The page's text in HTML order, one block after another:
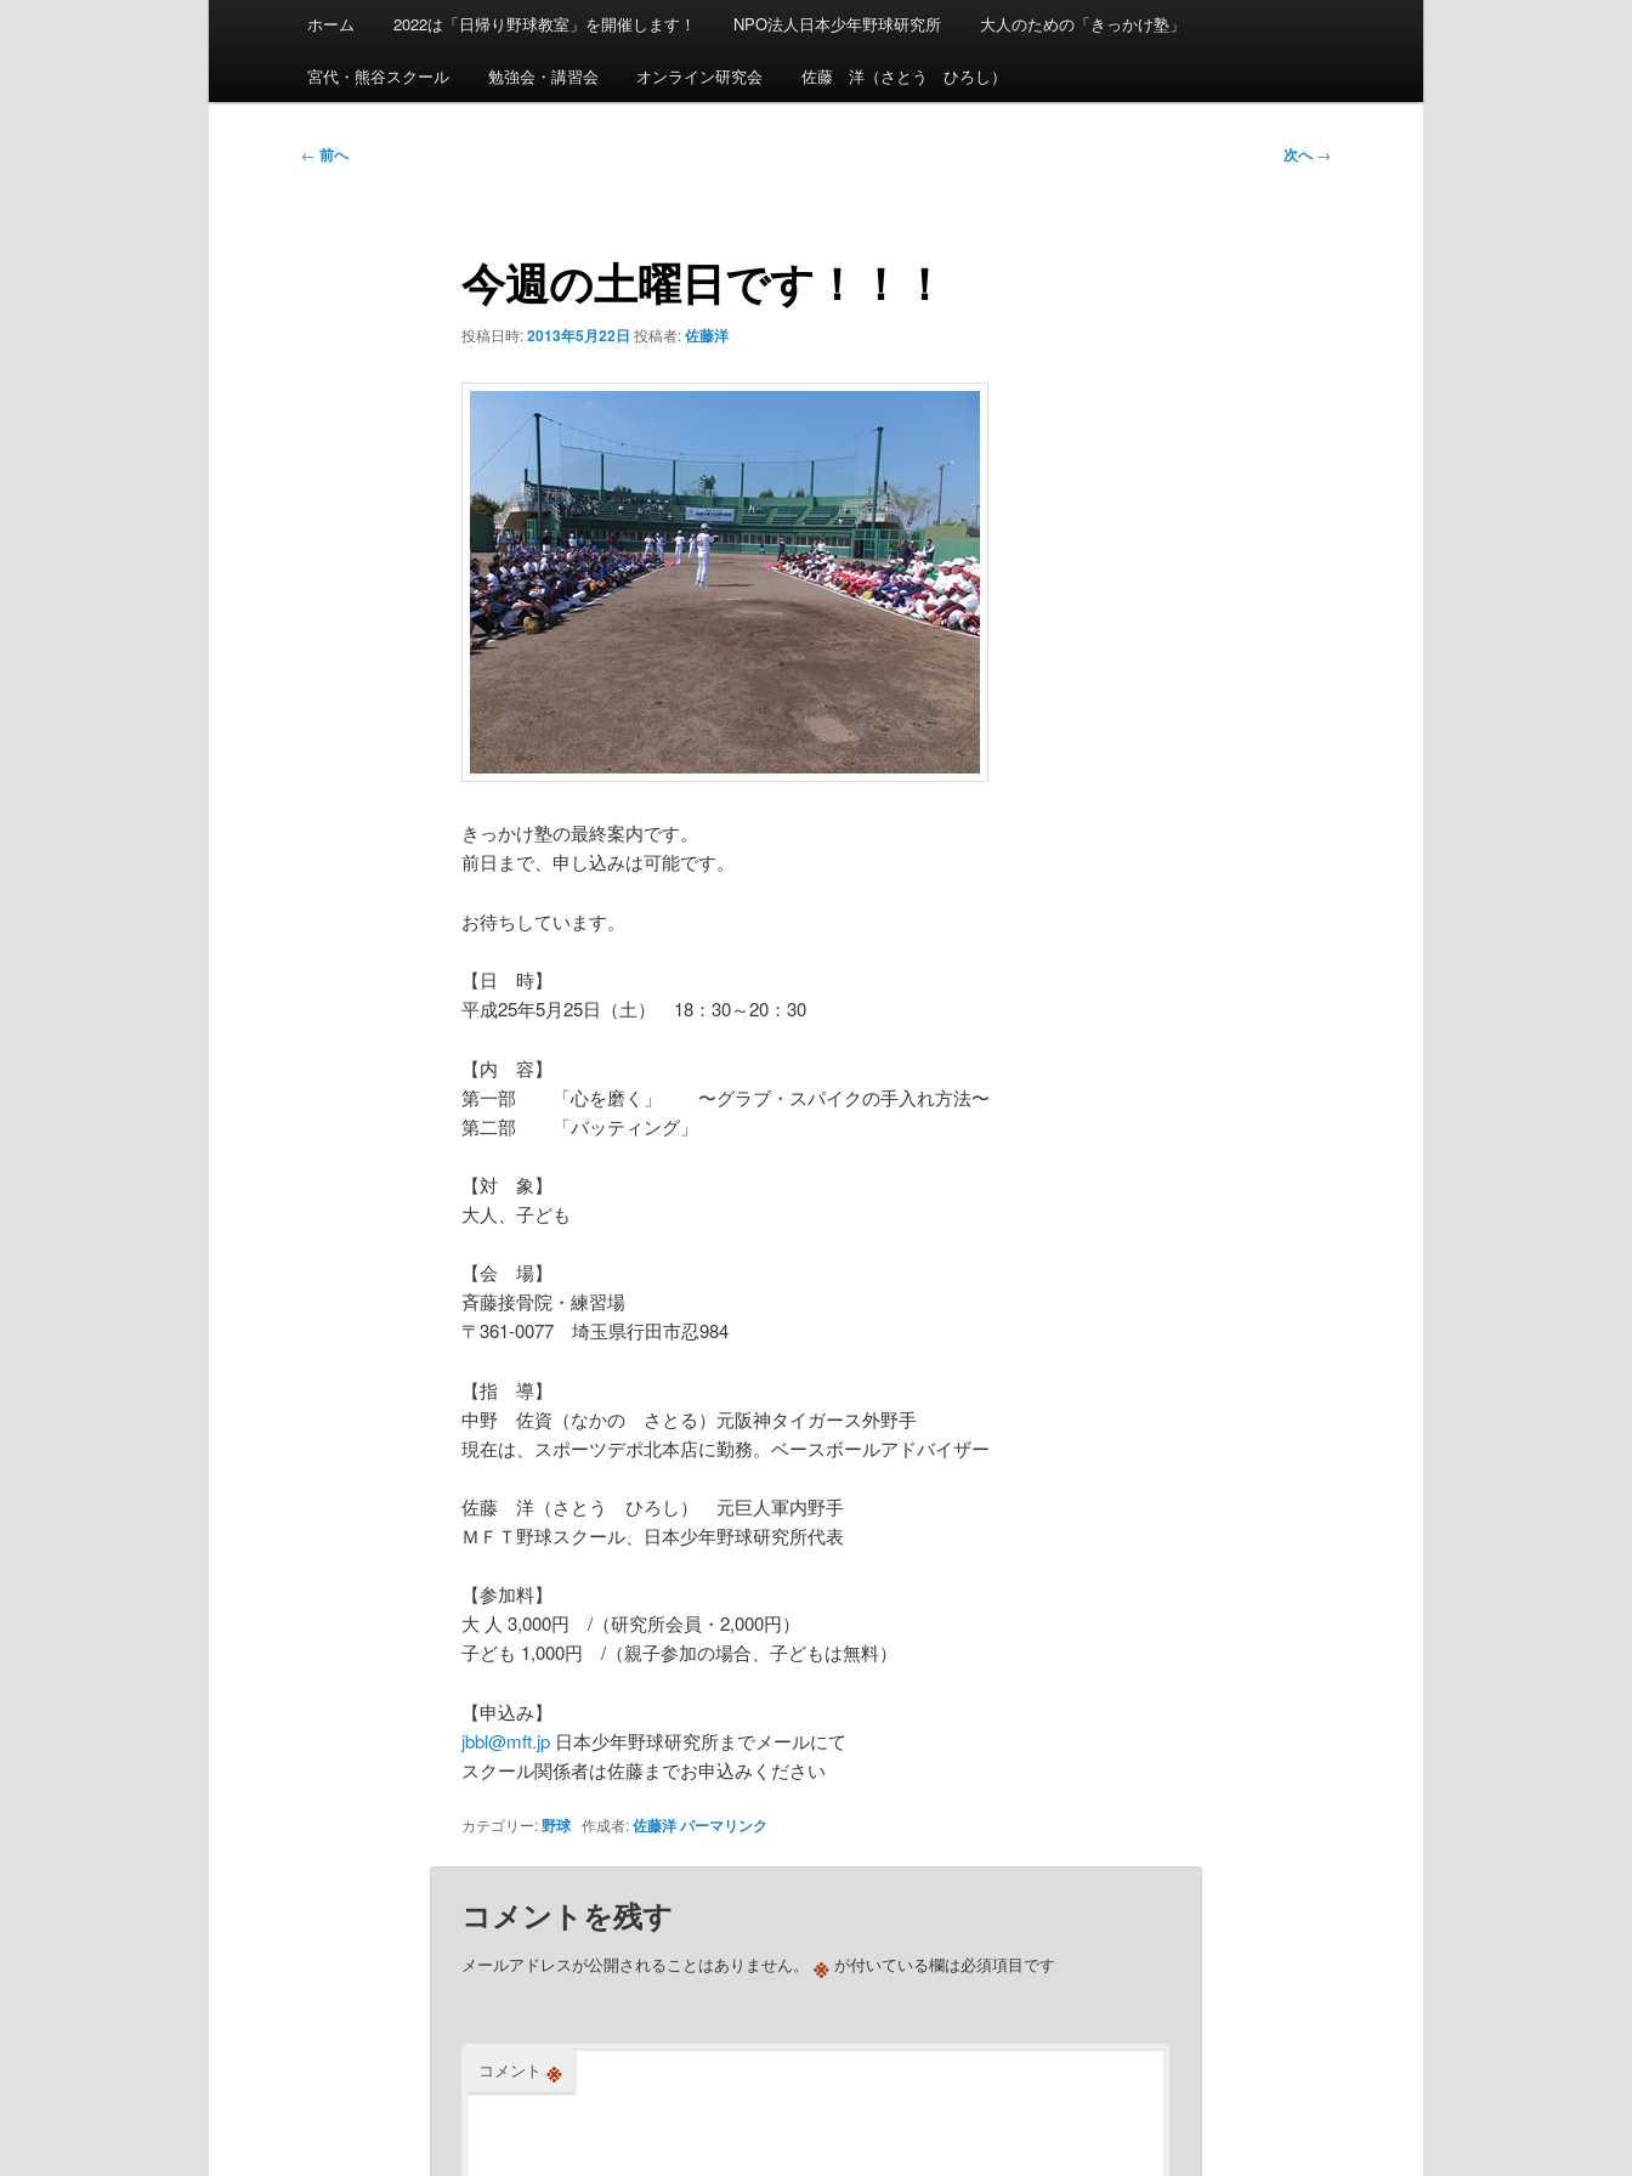
メ
ホーム 2022は「日帰り野球教室」を開催します！ NPO法人日本少年野球研究所 大人のための「きっかけ塾」
宮代・熊谷スクール 勉強会・講習会 オンライン研究会 佐藤 洋（さとう ひろし）
投
← 前へ 次へ→
今週の土曜日です！！！
投稿日時:2013年5月22日 投稿者:佐藤洋
きっかけ塾の最終案内です。
前日まで、申し込みは可能です。
お待ちしています。
【日 時】
平成25年5月25日（土） 18：30～20：30
【内 容】
第一部 「心を磨く」 〜グラブ・スパイクの手入れ方法〜
第二部 「バッティング」
【対 象】
大人、子ども
【会 場】
斉藤接骨院・練習場
〒361-0077 埼玉県行田市忍984
【指 導】
中野 佐資（なかの さとる）元阪神タイガース外野手
現在は、スポーツデポ北本店に勤務。ベースボールアドバイザー
佐藤 洋（さとう ひろし） 元巨人軍内野手
ＭＦＴ野球スクール、日本少年野球研究所代表
【参加料】
大 人 3,000円 /（研究所会員・2,000円）
子ども 1,000円 /（親子参加の場合、子どもは無料）
【申込み】
jbbl@mft.jp日本少年野球研究所までメールにて
スクール関係者は佐藤までお申込みください
カテゴリー:野球作成者:佐藤洋パーマリンク
コメントを残す
メールアドレスが公開されることはありません。 ※が付いている欄は必須項目です
コメント ※